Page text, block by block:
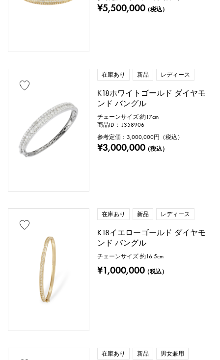
¥5,500,000（税込）
在庫あり 新品 レディース
K18ホワイトゴールド ダイヤモ
ンド バングル
チェーンサイズ:約17cm
商品ID： J358906
参考定価：3,000,000円（税込）
¥3,000,000（税込）
在庫あり 新品 レディース
K18イエローゴールド ダイヤモ
ンド バングル
チェーンサイズ:約16.5cm
¥1,000,000（税込）
在庫あり 新品 男女兼用